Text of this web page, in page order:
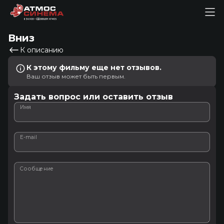
Вниз
К описанию
К этому фильму еще нет отзывов.
Ваш отзыв может быть первым.
Задать вопрос или оставить отзыв
Имя
E-mail
Сообщение